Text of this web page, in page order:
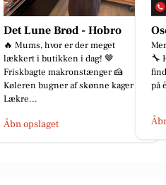
Oscar Biludlejning
Mere end bare et autoværksted 🚗
🔧 Hos Automotive Center Hobro
finder du flere specialister samlet
på én adresse: 🔧 CMH Bi...
Åbn opslaget
vi